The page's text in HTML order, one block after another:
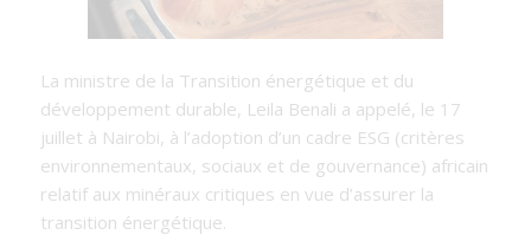
La ministre de la Transition énergétique et du
développement durable, Leila Benali a appelé, le 17
juillet à Nairobi, à l’adoption d’un cadre ESG (critères
environnementaux, sociaux et de gouvernance) africain
relatif aux minéraux critiques en vue d’assurer la
transition énergétique.